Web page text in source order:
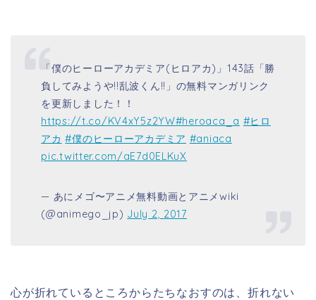
「僕のヒーローアカデミア(ヒロアカ)」143話「勝
負してみようや!!乱波くん!!」の無料マンガリンク
を更新しました！！
https://t.co/KV4xY5z2YW#heroaca_a #ヒロ
アカ #僕のヒーローアカデミア #aniaca
pic.twitter.com/aE7d0ELKuX
— あにメゴ〜アニメ無料動画とアニメwiki
(@animego_jp) July 2, 2017
心が折れているところからたちなおすのは、折れない